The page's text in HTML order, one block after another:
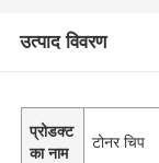
उत्पाद विवरण
प्रोडक्ट
का नाम
टोनर चिप